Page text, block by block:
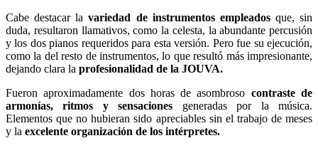
Cabe destacar lavariedad de instrumentos empleadosque, sin
duda, resultaron llamativos, como la celesta, la abundante percusión
y los dos pianos requeridos para esta versión. Pero fue su ejecución,
como la del resto de instrumentos, lo que resultó más impresionante,
dejando clara la profesionalidad de la JOUVA.
Fueron aproximadamente dos horas de asombroso contraste de
armonías, ritmos y sensaciones generadas por la música.
Elementos que no hubieran sido apreciables sin el trabajo de meses
y la excelente organización de los intérpretes.